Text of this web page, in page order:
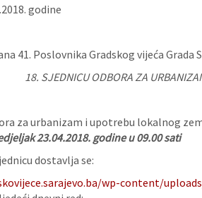
godine
41. Poslovnika Gradskog vijeća
18. SJEDNICU ODBORA ZA
za urbanizam i upotrebu lokalnog
23.04.2018. godine u 09.00 sati
dostavlja se:
wp-content/